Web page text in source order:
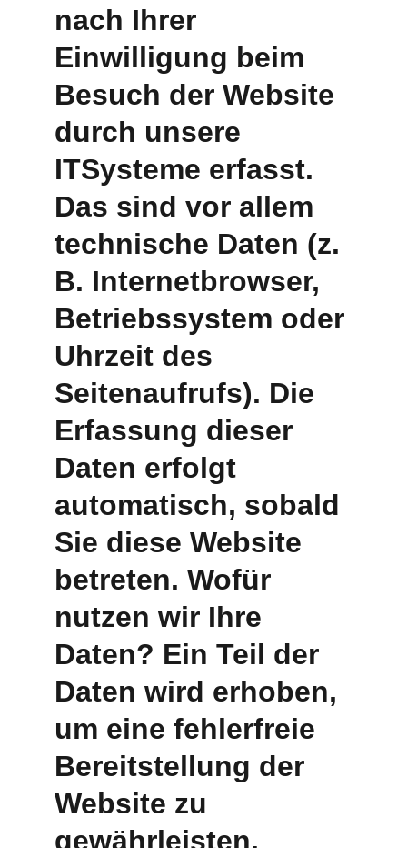
nach Ihrer
Einwilligung beim
Besuch der Website
durch unsere
ITSysteme erfasst.
Das sind vor allem
technische Daten (z.
B. Internetbrowser,
Betriebssystem oder
Uhrzeit des
Seitenaufrufs). Die
Erfassung dieser
Daten erfolgt
automatisch, sobald
Sie diese Website
betreten. Wofür
nutzen wir Ihre
Daten? Ein Teil der
Daten wird erhoben,
um eine fehlerfreie
Bereitstellung der
Website zu
gewährleisten.